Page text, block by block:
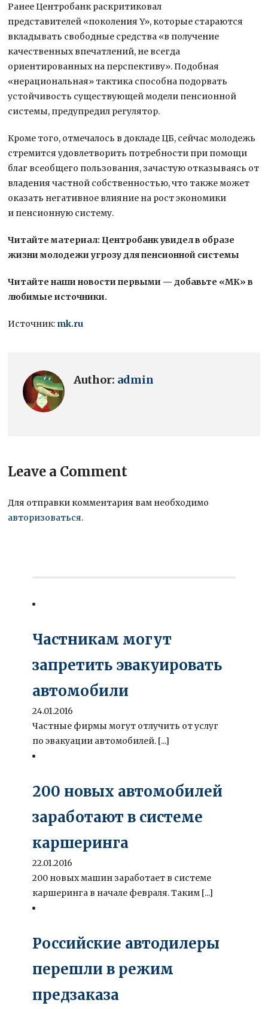
Ранее Центробанк раскритиковал
представителей «поколения Y», которые стараются
вкладывать свободные средства «в получение
качественных впечатлений, не всегда
ориентированных на перспективу». Подобная
«нерациональная» тактика способна подорвать
устойчивость существующей модели пенсионной
системы, предупредил регулятор.
Кроме того, отмечалось в докладе ЦБ, сейчас молодежь
стремится удовлетворить потребности при помощи
благ всеобщего пользования, зачастую отказываясь от
владения частной собственностью, что также может
оказать негативное влияние на рост экономики
и пенсионную систему.
Читайте материал: Центробанк увидел в образе
жизни молодежи угрозу для пенсионной системы
Читайте наши новости первыми — добавьте «МК» в
любимые источники.
Источник: mk.ru
Author: admin
Leave a Comment
Для отправки комментария вам необходимо
авторизоваться.
Частникам могут
запретить эвакуировать
автомобили
24.01.2016
Частные фирмы могут отлучить от услуг
по эвакуации автомобилей. [...]
200 новых автомобилей
заработают в системе
каршеринга
22.01.2016
200 новых машин заработает в системе
каршеринга в начале февраля. Таким [...]
Российские автодилеры
перешли в режим
предзаказа